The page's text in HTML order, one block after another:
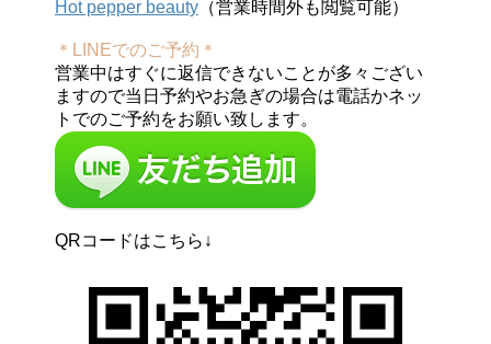
Hot pepper beauty （営業時間外も閲覧可能）
＊LINEでのご予約＊
営業中はすぐに返信できないことが多々ござい
ますので当日予約やお急ぎの場合は電話かネッ
トでのご予約をお願い致します。
QRコードはこちら↓